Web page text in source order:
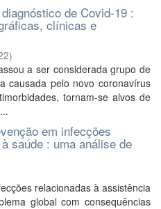
de Covid-19 :
clínicas e
)
a ser considerada grupo de
causada pelo novo coronavírus
tornam-se alvos de
em infecções
saúde : uma análise de
relacionadas à assistência
global com consequências